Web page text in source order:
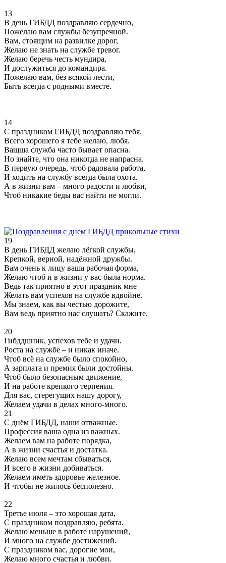
13
В день ГИБДД поздравляю сердечно,
Пожелаю вам службы безупречной.
Вам, стоящим на развилке дорог,
Желаю не знать на службе тревог.
Желаю беречь честь мундира,
И дослужиться до командира.
Пожелаю вам, без всякой лести,
Быть всегда с родными вместе.
14
С праздником ГИБДД поздравляю тебя.
Всего хорошего я тебе желаю, любя.
Ващша служба часто бывает опасна.
Но знайте, что она никогда не напрасна.
В первую очередь, чтоб радовала работа,
И ходить на службу всегда была охота.
А в жизни вам – много радости и любви,
Чтоб никакие беды вас найти не могли.
19
В день ГИБДД желаю лёгкой службы,
Крепкой, верной, надёжной дружбы.
Вам очень к лицу ваша рабочая форма,
Желаю чтоб и в жизни у вас была норма.
Ведь так приятно в этот праздник мне
Желать вам успехов на службе вдвойне.
Мы знаем, как вы честью дорожите,
Вам ведь приятно нас слушать? Скажите.
20
Гибддшник, успехов тебе и удачи.
Роста на службе – и никак иначе.
Чтоб всё на службе было спокойно,
А зарплата и премия были достойны.
Чтоб было безопасным движение,
И на работе крепкого терпения.
Для вас, стерегущих нашу дорогу,
Желаем удачи в делах много-много.
21
С днём ГИБДД, наши отважные.
Профессия ваша одна из важных.
Желаем вам на работе порядка,
А в жизни счастья и достатка.
Желаю всем мечтам сбываться,
И всего в жизни добиваться.
Желаем иметь здоровье железное.
И чтобы не жилось бесполезно.
22
Третье июля – это хорошая дата,
С праздником поздравляю, ребята.
Желаю меньше в работе нарушений,
И много на службе достижений.
С праздником вас, дорогие мои,
Желаю много счастья и любви.